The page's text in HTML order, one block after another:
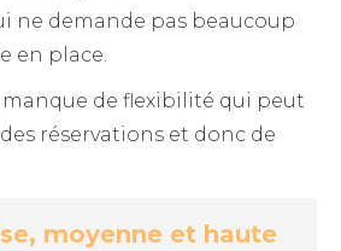
ne demande pas beaucoup
en place.
de flexibilité qui peut
réservations et donc de
moyenne et haute